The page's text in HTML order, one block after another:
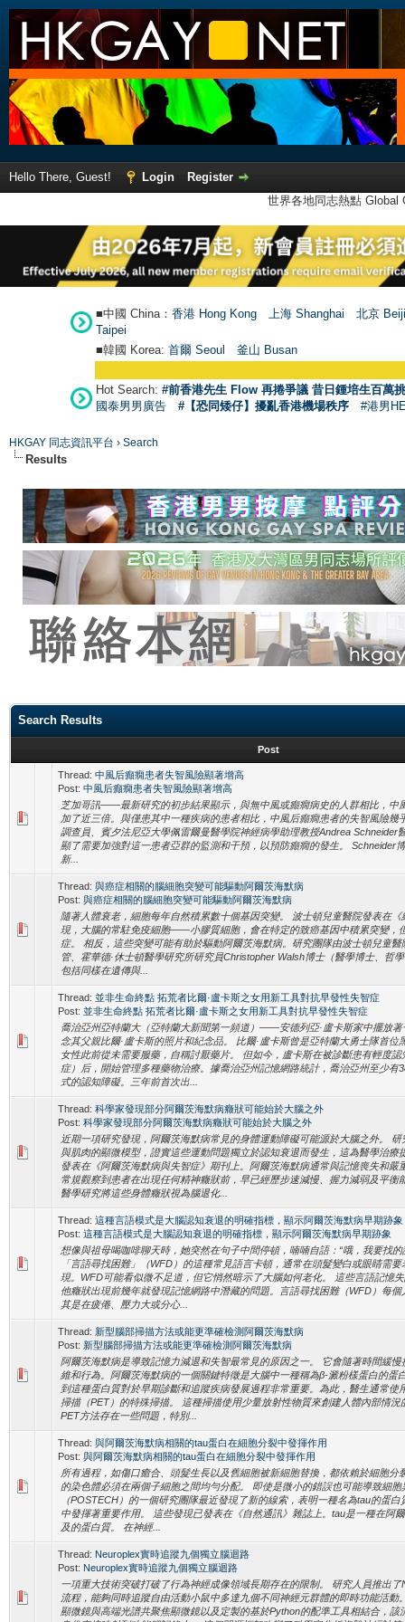
Hello There, Guest! Login
Register
世界各地同志熱點
■中國 China： 香港 Hong Kong 上海 Shanghai
北京
Taipei
■韓國 Korea: 首爾 Seoul 釜山 Busan
Hot Search: #前香港先生 Flow 再捲爭議 昔日鍾培生百萬
國泰男男廣告
#【恐同矮仔】擾亂香港機場秩序 #港男
HKGAY 同志資訊平台 › Search
Results
Search Results
Post
Thread: 中風后癲癇患者失智風險顯著增高
Post: 中風后癲癇患者失智風險顯著增高
芝加哥訊——最新研究的初步結果顯示，與無中風或癲癇病史的人群相比，中
加了近三倍。與僅患其中一種疾病的患者相比，中風后癲癇患者的失智風險幾
調查員、賓夕法尼亞大學佩雷爾曼醫學院神經病學助理教授Andrea Schneider
顯了需要加強對這一患者亞群的監測和干預，以預防癲癇的發生。 Schneider
新...
Thread: 與癌症相關的腦細胞突變可能驅動阿爾茨海默病
Post: 與癌症相關的腦細胞突變可能驅動阿爾茨海默病
隨著人體衰老，細胞每年自然積累數十個基因突變。 波士頓兒童醫院發表在
現，大腦的常駐免疫細胞——小膠質細胞，會在特定的致癌基因中積累突變，
症。 相反，這些突變可能有助於驅動阿爾茨海默病。研究團隊由波士頓兒童
管、霍華德·休士頓醫學研究所研究員Christopher Walsh博士（醫學博士、哲
包括同樣在遺傳與...
Thread: 並非生命終點 拓荒者比爾·盧卡斯之女用新工具對抗早發性失智症
Post: 並非生命終點 拓荒者比爾·盧卡斯之女用新工具對抗早發性失智症
喬治亞州亞特蘭大（亞特蘭大新聞第一頻道）——安德列亞·盧卡斯家中擺放著
念其父親比爾·盧卡斯的照片和紀念品。 比爾·盧卡斯曾是亞特蘭大勇士隊首位
女性此前從未需要服藥，自稱討厭藥片。 但如今，盧卡斯在被診斷患有輕度
症）后，開始管理多種藥物治療。據喬治亞州記憶網路統計，喬治亞州至少有
式的認知障礙。三年前首次出...
Thread: 科學家發現部分阿爾茨海默病癥狀可能始於大腦之外
Post: 科學家發現部分阿爾茨海默病癥狀可能始於大腦之外
近期一項研究發現，阿爾茨海默病常見的身體運動障礙可能源於大腦之外。
與肌肉的顯微模型，證實這些運動問題獨立於認知衰退而發生，這為醫學治療
發表在《阿爾茨海默病與失智症》期刊上。阿爾茨海默病通常與記憶喪失和嚴
常規觀察到患者在出現任何精神癥狀前，早已經歷步速減慢、握力減弱及平衡
醫學研究將這些身體癥狀視為腦退化...
Thread: 這種言語模式是大腦認知衰退的明確指標，顯示阿爾茨海默病早期跡象
Post: 這種言語模式是大腦認知衰退的明確指標，顯示阿爾茨海默病早期跡象
想像與祖母喝咖啡聊天時，她突然在句子中間停頓，喃喃自語：“哦，我要找
「言語尋找困難」（WFD）的這種常見語言卡頓，通常在頭髮變白或眼睛需
現。WFD可能看似微不足道，但它悄然暗示了大腦如何老化。 這些言語記憶
他癥狀出現前幾年就發現記憶網路中潛藏的問題。言語尋找困難（WFD）每
其是在疲倦、壓力大或分心...
Thread: 新型腦部掃描方法或能更準確檢測阿爾茨海默病
Post: 新型腦部掃描方法或能更準確檢測阿爾茨海默病
阿爾茨海默病是導致記憶力減退和失智最常見的原因之一。 它會隨著時間緩
維和行為。阿爾茨海默病的一個關鍵特徵是大腦中一種稱為β-澱粉樣蛋白的蛋
到這種蛋白質對於早期診斷和追蹤疾病發展過程非常重要。為此，醫生通常使
掃描（PET）的特殊掃描。 這種掃描使用少量放射性物質來創建人體內部情況
PET方法存在一些問題，特別...
Thread: 與阿爾茨海默病相關的tau蛋白在細胞分裂中發揮作用
Post: 與阿爾茨海默病相關的tau蛋白在細胞分裂中發揮作用
所有過程，如傷口癒合、頭髮生長以及舊細胞被新細胞替換，都依賴於細胞分
的染色體必須在兩個子細胞之間均勻分配。 即使是微小的錯誤也可能導致細
（POSTECH）的一個研究團隊最近發現了新的線索，表明一種名為tau的蛋
中發揮著重要作用。 這些發現已發表在《自然通訊》雜誌上。tau是一種在阿
及的蛋白質。 在神經...
Thread: Neuroplex實時追蹤九個獨立腦迴路
Post: Neuroplex實時追蹤九個獨立腦迴路
一項重大技術突破打破了行為神經成像領域長期存在的限制。 研究人員推出
流程，能夠同時追蹤自由活動小鼠中多達九個不同神經元群體的即時功能活動
顯微鏡與高端光譜共聚焦顯微鏡以及定製的基於Python的配準工具相結合，該